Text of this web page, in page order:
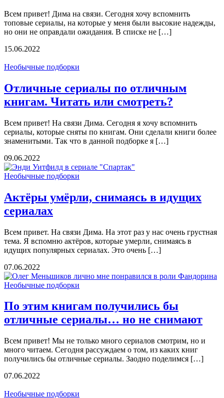
Всем привет! Дима на связи. Сегодня хочу вспомнить
топовые сериалы, на которые у меня были высокие надежды,
но они не оправдали ожидания. В списке не […]
15.06.2022
Необычные подборки
Отличные сериалы по отличным
книгам. Читать или смотреть?
Всем привет! На связи Дима. Сегодня я хочу вспомнить
сериалы, которые сняты по книгам. Они сделали книги более
знаменитыми. Так что в данной подборке я […]
09.06.2022
Необычные подборки
Актёры умёрли, снимаясь в идущих
сериалах
Всем привет. На связи Дима. На этот раз у нас очень грустная
тема. Я вспомню актёров, которые умерли, снимаясь в
идущих популярных сериалах. Это очень […]
07.06.2022
Необычные подборки
По этим книгам получились бы
отличные сериалы… но не снимают
Всем привет! Мы не только много сериалов смотрим, но и
много читаем. Сегодня рассуждаем о том, из каких книг
получились бы отличные сериалы. Заодно поделимся […]
07.06.2022
Необычные подборки